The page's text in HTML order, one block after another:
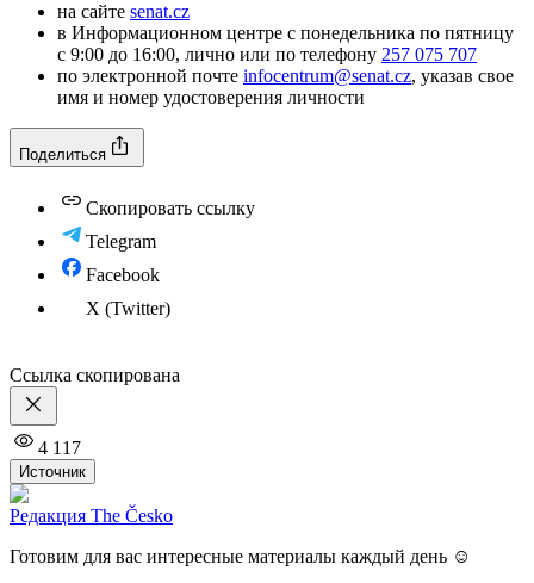
на сайте senat.cz
в Информационном центре с понедельника по пятницу
с 9:00 до 16:00, лично или по телефону 257 075 707
по электронной почте infocentrum@senat.cz, указав свое
имя и номер удостоверения личности
Поделиться
Скопировать ссылку
Telegram
Facebook
X (Twitter)
Ссылка скопирована
4 117
Источник
Редакция The Česko
Готовим для вас интересные материалы каждый день ☺️